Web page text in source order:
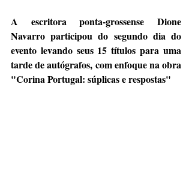
A escritora ponta-grossense Dione
Navarro participou do segundo dia do
evento levando seus 15 títulos para uma
tarde de autógrafos, com enfoque na obra
"Corina Portugal: súplicas e respostas"